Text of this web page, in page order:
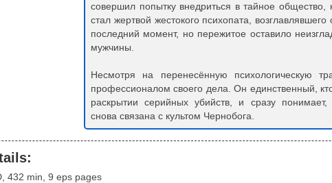
совершил попытку внедриться в тайное
стал жертвой жестокого психопата, возглавлявшего
последний момент, но пережитое оставило
мужчины.
Несмотря на перенесённую психологическую
профессионалом своего дела. Он единственный,
раскрытии серийных убийств, и сразу
снова связана с культом Чернобога.
432 min, 9 eps pages